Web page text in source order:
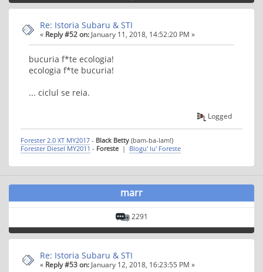
Re: Istoria Subaru & STI
« Reply #52 on: January 11, 2018, 14:52:20 PM »
bucuria f*te ecologia!
ecologia f*te bucuria!
... ciclul se reia.
Logged
Forester 2.0 XT MY2017 - Black Betty (bam-ba-lam!)
Forester Diesel MY2011 - Foreste | Blogu' lu' Foreste
marr
2291
Re: Istoria Subaru & STI
« Reply #53 on: January 12, 2018, 16:23:55 PM »